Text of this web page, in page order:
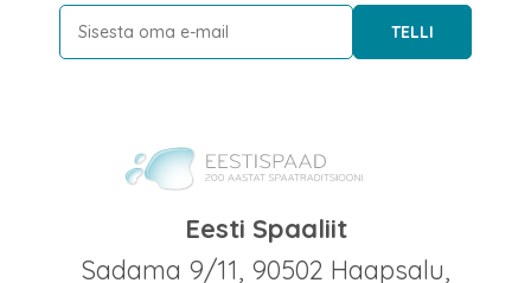
TELLI
Eesti Spaaliit
Sadama 9/11, 90502 Haapsalu,